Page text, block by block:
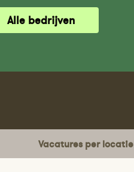
Alle bedrijven
Vacatures per locatie